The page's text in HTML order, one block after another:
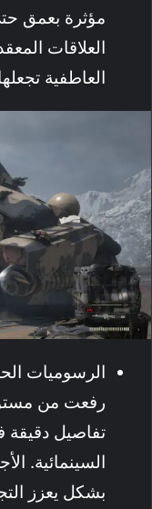
مؤثرة بعمق
العلاقات
العاطفية
رفعت من
تفاصيل دقيقة
السينمائية.
بشكل يعزز